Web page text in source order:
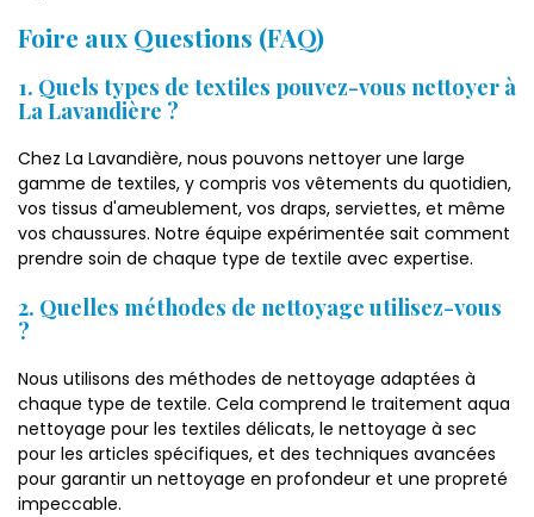
Foire aux Questions (FAQ)
1. Quels types de textiles pouvez-vous nettoyer à
La Lavandière ?
Chez La Lavandière, nous pouvons nettoyer une large
gamme de textiles, y compris vos vêtements du quotidien,
vos tissus d'ameublement, vos draps, serviettes, et même
vos chaussures. Notre équipe expérimentée sait comment
prendre soin de chaque type de textile avec expertise.
2. Quelles méthodes de nettoyage utilisez-vous
?
Nous utilisons des méthodes de nettoyage adaptées à
chaque type de textile. Cela comprend le traitement aqua
nettoyage pour les textiles délicats, le nettoyage à sec
pour les articles spécifiques, et des techniques avancées
pour garantir un nettoyage en profondeur et une propreté
impeccable.